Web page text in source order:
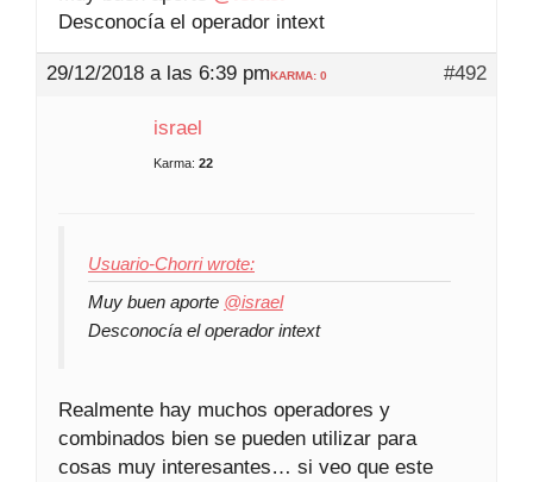
Desconocía el operador intext
29/12/2018 a las 6:39 pm #492
KARMA: 0
israel
Karma: 22
Usuario-Chorri wrote:
Muy buen aporte @israel
Desconocía el operador intext
Realmente hay muchos operadores y
combinados bien se pueden utilizar para
cosas muy interesantes… si veo que este